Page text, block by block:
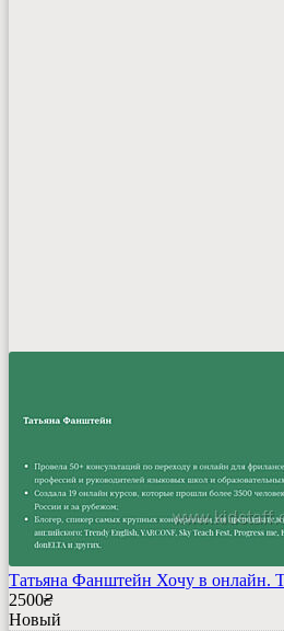
Татьяна Фанштейн Хочу в онлайн.
2500₴
Новый